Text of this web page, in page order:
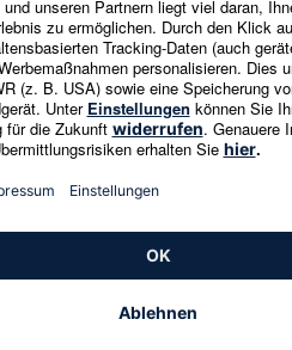
Genannte Preise und Aktionen